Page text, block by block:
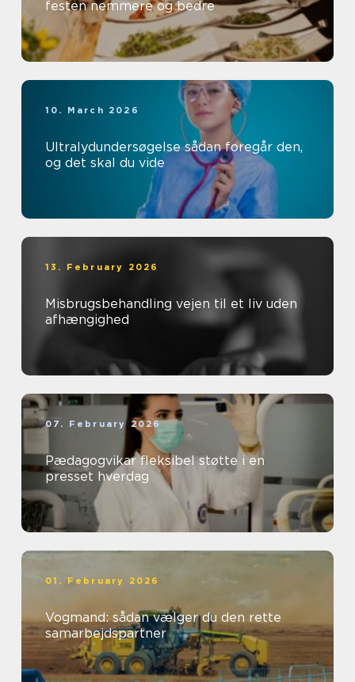
festen nemmere og bedre
10. March 2026
Ultralydundersøgelse sådan foregår den,
og det skal du vide
13. February 2026
Misbrugsbehandling vejen til et liv uden
afhængighed
07. February 2026
Pædagogvikar fleksibel støtte i en
presset hverdag
01. February 2026
Vogmand: sådan vælger du den rette
samarbejdspartner